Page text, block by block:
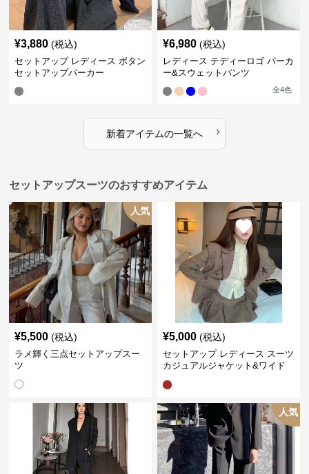
¥3,880 (税込)
セットアップ レディース ボタン
セットアップパーカー
¥6,980 (税込)
レディース テディーロゴ パーカ
ー&スウェットパンツ
全4色
新着アイテムの一覧へ ›
セットアップスーツのおすすめアイテム
人気
¥5,500 (税込)
ラメ輝く三点セットアップスー
ツ
¥5,000 (税込)
セットアップ レディース スーツ
カジュアルジャケット&ワイド
人気